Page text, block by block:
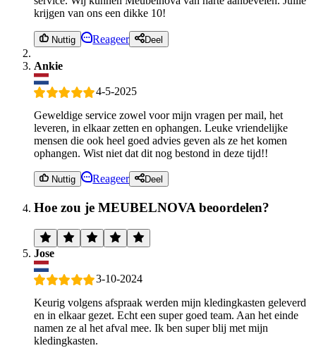
krijgen van ons een dikke 10!
Nuttig Reageer Deel
Ankie
4-5-2025
Geweldige service zowel voor mijn vragen per mail, het
leveren, in elkaar zetten en ophangen. Leuke vriendelijke
mensen die ook heel goed advies geven als ze het komen
ophangen. Wist niet dat dit nog bestond in deze tijd!!
Nuttig Reageer Deel
Hoe zou je MEUBELNOVA beoordelen?
Jose
3-10-2024
Keurig volgens afspraak werden mijn kledingkasten geleverd
en in elkaar gezet. Echt een super goed team. Aan het einde
namen ze al het afval mee. Ik ben super blij met mijn
kledingkasten.